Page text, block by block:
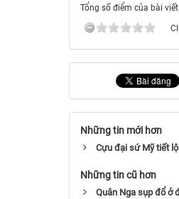
Tổng số điểm của bài
Những tin mới hơn
Cựu đại sứ Mỹ tiết
Những tin cũ hơn
Quân Nga sụp đổ ở